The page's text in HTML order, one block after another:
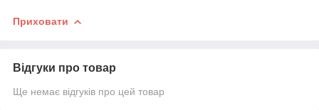
Приховати
Відгуки про товар
Ще немає відгуків про цей товар